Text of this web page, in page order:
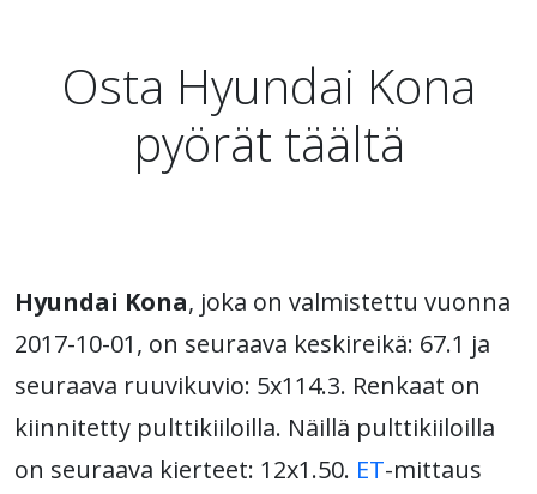
Osta Hyundai Kona
pyörät täältä
Hyundai Kona, joka on valmistettu vuonna
2017-10-01, on seuraava keskireikä: 67.1 ja
seuraava ruuvikuvio: 5x114.3. Renkaat on
kiinnitetty pulttikiiloilla. Näillä pulttikiiloilla
on seuraava kierteet: 12x1.50. ET-mittaus